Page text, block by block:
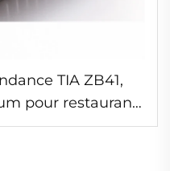
TIA ZB41,
pour restaurant,
conforme aux